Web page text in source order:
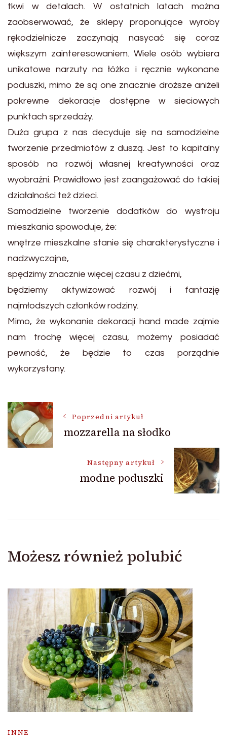
tkwi w detalach. W ostatnich latach można
zaobserwować, że sklepy proponujące wyroby
rękodzielnicze zaczynają nasycać się coraz
większym zainteresowaniem. Wiele osób wybiera
unikatowe narzuty na łóżko i ręcznie wykonane
poduszki, mimo że są one znacznie droższe aniżeli
pokrewne dekoracje dostępne w sieciowych
punktach sprzedaży.
Duża grupa z nas decyduje się na samodzielne
tworzenie przedmiotów z duszą. Jest to kapitalny
sposób na rozwój własnej kreatywności oraz
wyobraźni. Prawidłowo jest zaangażować do takiej
działalności też dzieci.
Samodzielne tworzenie dodatków do wystroju
mieszkania spowoduje, że:
wnętrze mieszkalne stanie się charakterystyczne i
nadzwyczajne,
spędzimy znacznie więcej czasu z dziećmi,
będziemy aktywizować rozwój i fantazję
najmłodszych członków rodziny.
Mimo, że wykonanie dekoracji hand made zajmie
nam trochę więcej czasu, możemy posiadać
pewność, że będzie to czas porządnie
wykorzystany.
Nawigacja
wpisu
Poprzedni artykuł
mozzarella na słodko
Następny artykuł
modne poduszki
Możesz również polubić
INNE